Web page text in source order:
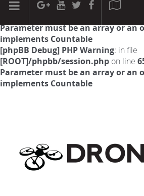
[phpBB Debug] PHP Warning: in file
Parameter must be an array or an
implements Countable
[phpBB Debug] PHP Warning: in file
[ROOT]/phpbb/session.php on line
Parameter must be an array or an
implements Countable